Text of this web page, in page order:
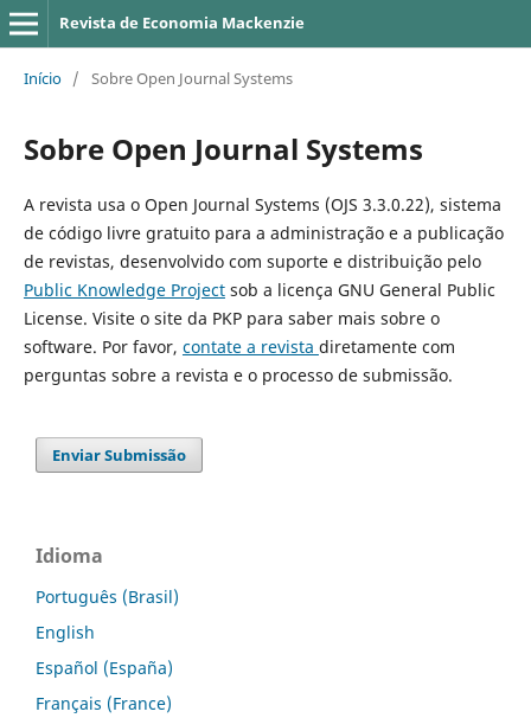
Revista de Economia Mackenzie
Início / Sobre Open Journal Systems
Sobre Open Journal Systems
A revista usa o Open Journal Systems (OJS 3.3.0.22), sistema
de código livre gratuito para a administração e a publicação
de revistas, desenvolvido com suporte e distribuição pelo
Public Knowledge Projectsob a licença GNU General Public
License. Visite o site da PKP para saber mais sobre o
software. Por favor, contate a revista diretamente com
perguntas sobre a revista e o processo de submissão.
Enviar Submissão
Idioma
Português (Brasil)
English
Español (España)
Français (France)